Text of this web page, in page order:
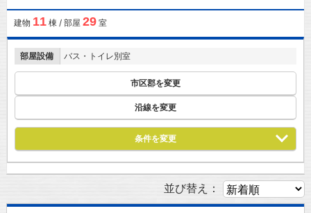
建物 11棟 / 部屋 29室
部屋設備 バス・トイレ別室
市区郡を変更
沿線を変更
条件を変更
並び替え：